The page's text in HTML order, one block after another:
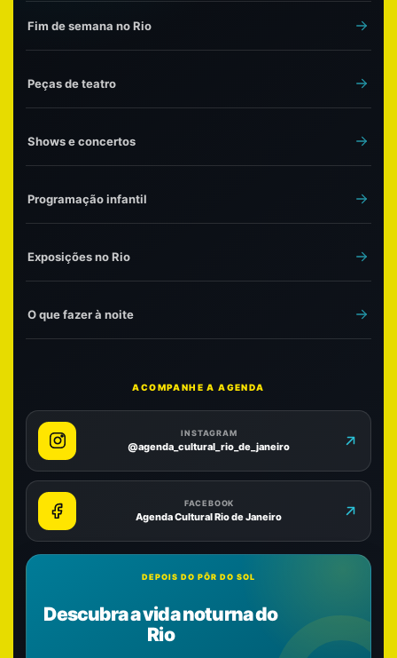
Fim de semana no Rio
Peças de teatro
Shows e concertos
Programação infantil
Exposições no Rio
O que fazer à noite
ACOMPANHE A AGENDA
INSTAGRAM
@agenda_cultural_rio_de_janeiro
FACEBOOK
Agenda Cultural Rio de Janeiro
DEPOIS DO PÔR DO SOL
Descubra a vida noturna do
Rio